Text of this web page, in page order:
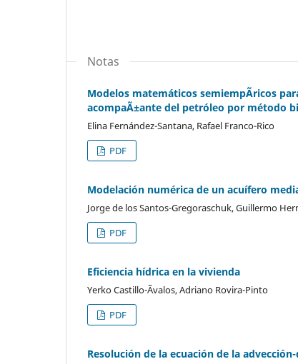
Notas
Modelos matemáticos semiempÃ­ricos
acompaÃ±ante del petróleo por método
Elina Fernández-Santana, Rafael Franco-Rico
PDF
Modelación numérica de un acuífero
Jorge de los Santos-Gregoraschuk, Guillermo
PDF
Eficiencia hídrica en la vivienda
Yerko Castillo-Ãvalos, Adriano Rovira-Pinto
PDF
Resolución de la ecuación de la